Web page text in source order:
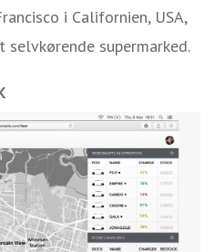
i Californien, USA,
supermarked.